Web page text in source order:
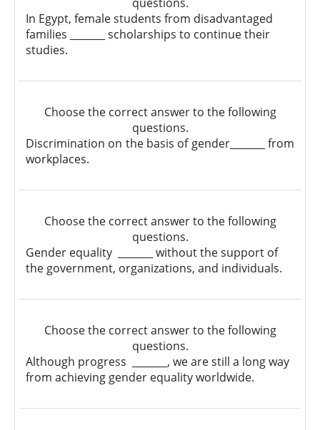
In Egypt, female students from disadvantaged
families _______ scholarships to continue their
studies.
Choose the correct answer to the following
questions.
Discrimination on the basis of gender_______ from
workplaces.
Choose the correct answer to the following
questions.
Gender equality _______ without the support of
the government, organizations, and individuals.
Choose the correct answer to the following
questions.
Although progress _______, we are still a long way
from achieving gender equality worldwide.